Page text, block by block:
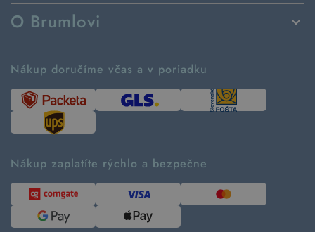
Spôsoby dodania a platby
Vrátenie tovaru a reklamácia
Návod ako nakupovať
Tabuľka veľkostí
Predávané značky
Kontakt
O Brumlovi
Ako tvoríme second hand
Časté otázky
Kde pomáhame
Udržateľnosť
Blog
Pre médiá
Nákup doručíme včas a v poriadku
Nákup zaplatíte rýchlo a bezpečne